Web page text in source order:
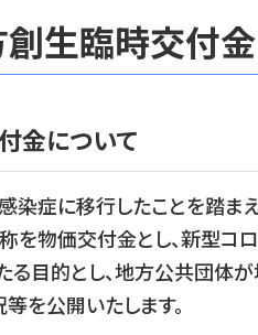
生臨時交付
金について
症に移行したことを踏ま
物価交付金とし、新型
目的とし、地方公共団体
を公開いたします。